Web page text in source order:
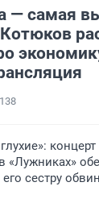
— самая
138
концерт
«Лужниках»
сестру